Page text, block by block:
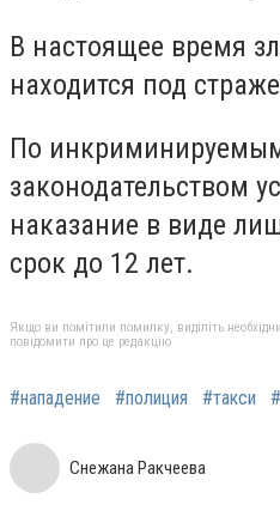
В настоящее время
находится под
По
законодательством
наказание в виде
срок до 12 лет.
Якщо ви помітили помилку, виділіть
повідомити про це редакцію
#нападение #полиция #такси
Снежана Ракчеева